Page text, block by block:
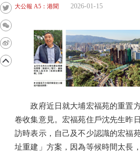
大公報 A5：港聞 2026-01-15
政府近日就大埔宏福苑的重置方
卷收集意見。宏福苑住戶沈先生昨
訪時表示，自己及不少認識的宏福
址重建」方案，因為等候時間太長